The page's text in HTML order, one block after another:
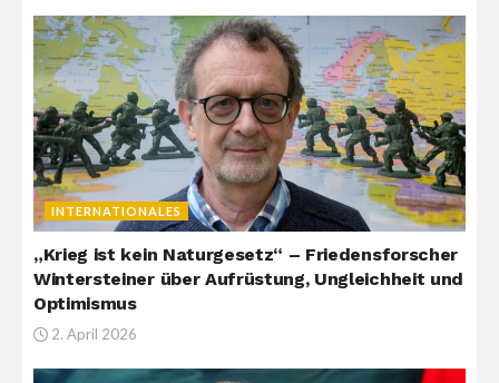
INTERNATIONALES
„Krieg ist kein Naturgesetz“ – Friedensforscher
Wintersteiner über Aufrüstung, Ungleichheit und
Optimismus
2. April 2026